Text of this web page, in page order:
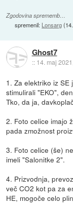
Zgodovina sprememb…
spremenil: Lonsarg(
Ghost7
:: 14. maj
1. Za elektriko iz
stimulirali "EKO",
Tko, da ja,
2. Foto celice imajo
pada zmožnost
3. Foto celice (še)
imeli "Salonitke 2".
4. Prizvodnja,
več CO2 kot pa za
HE, mogoče celo